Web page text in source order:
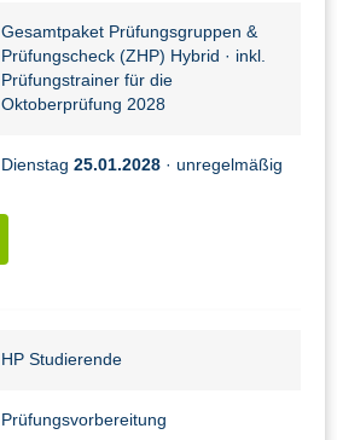
Gesamtpaket Prüfungsgruppen &
Prüfungscheck (ZHP) Hybrid · inkl.
Prüfungstrainer für die
Oktoberprüfung 2028
Dienstag 25.01.2028 · unregelmäßig
HP Studierende
Prüfungsvorbereitung